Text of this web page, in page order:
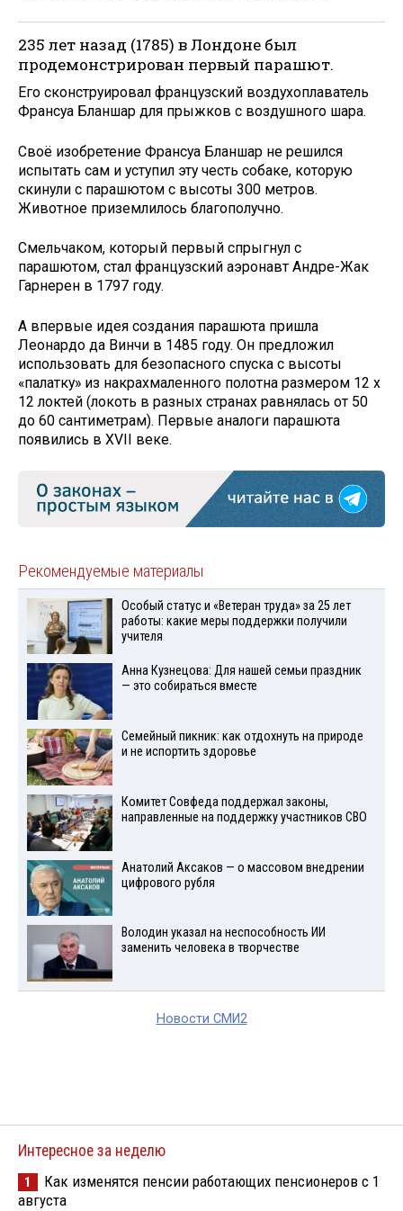
235 лет назад (1785) в Лондоне был
продемонстрирован первый парашют.
Его сконструировал французский воздухоплаватель
Франсуа Бланшар для прыжков с воздушного шара.
Своё изобретение Франсуа Бланшар не решился
испытать сам и уступил эту честь собаке, которую
скинули с парашютом с высоты 300 метров.
Животное приземлилось благополучно.
Смельчаком, который первый спрыгнул с
парашютом, стал французский аэронавт Андре-Жак
Гарнерен в 1797 году.
А впервые идея создания парашюта пришла
Леонардо да Винчи в 1485 году. Он предложил
использовать для безопасного спуска с высоты
«палатку» из накрахмаленного полотна размером 12 х
12 локтей (локоть в разных странах равнялась от 50
до 60 сантиметрам). Первые аналоги парашюта
появились в XVII веке.
Рекомендуемые материалы
Особый статус и «Ветеран труда» за 25 лет
работы: какие меры поддержки получили
учителя
Анна Кузнецова: Для нашей семьи праздник
— это собираться вместе
Семейный пикник: как отдохнуть на природе
и не испортить здоровье
Комитет Совфеда поддержал законы,
направленные на поддержку участников СВО
Анатолий Аксаков — о массовом внедрении
цифрового рубля
Володин указал на неспособность ИИ
заменить человека в творчестве
Новости СМИ2
Интересное за неделю
1
Как изменятся пенсии работающих пенсионеров с 1
августа